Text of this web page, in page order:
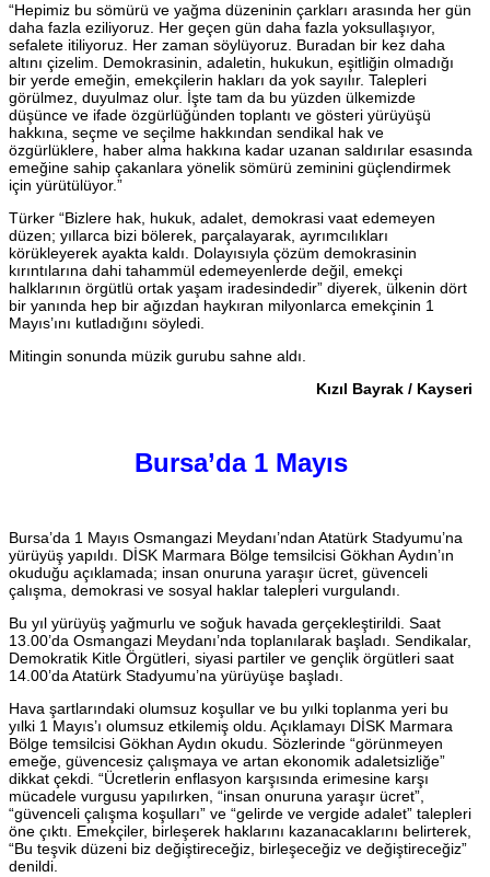
“Hepimiz bu sömürü ve yağma düzeninin çarkları arasında her gün
daha fazla eziliyoruz. Her geçen gün daha fazla yoksullaşıyor,
sefalete itiliyoruz. Her zaman söylüyoruz. Buradan bir kez daha
altını çizelim. Demokrasinin, adaletin, hukukun, eşitliğin olmadığı
bir yerde emeğin, emekçilerin hakları da yok sayılır. Talepleri
görülmez, duyulmaz olur. İşte tam da bu yüzden ülkemizde
düşünce ve ifade özgürlüğünden toplantı ve gösteri yürüyüşü
hakkına, seçme ve seçilme hakkından sendikal hak ve
özgürlüklere, haber alma hakkına kadar uzanan saldırılar esasında
emeğine sahip çakanlara yönelik sömürü zeminini güçlendirmek
için yürütülüyor.”
Türker “Bizlere hak, hukuk, adalet, demokrasi vaat edemeyen
düzen; yıllarca bizi bölerek, parçalayarak, ayrımcılıkları
körükleyerek ayakta kaldı. Dolayısıyla çözüm demokrasinin
kırıntılarına dahi tahammül edemeyenlerde değil, emekçi
halklarının örgütlü ortak yaşam iradesindedir” diyerek, ülkenin dört
bir yanında hep bir ağızdan haykıran milyonlarca emekçinin 1
Mayıs’ını kutladığını söyledi.
Mitingin sonunda müzik gurubu sahne aldı.
Kızıl Bayrak / Kayseri
Bursa’da 1 Mayıs
Bursa’da 1 Mayıs Osmangazi Meydanı’ndan Atatürk Stadyumu’na
yürüyüş yapıldı. DİSK Marmara Bölge temsilcisi Gökhan Aydın’ın
okuduğu açıklamada; insan onuruna yaraşır ücret, güvenceli
çalışma, demokrasi ve sosyal haklar talepleri vurgulandı.
Bu yıl yürüyüş yağmurlu ve soğuk havada gerçekleştirildi. Saat
13.00’da Osmangazi Meydanı’nda toplanılarak başladı. Sendikalar,
Demokratik Kitle Örgütleri, siyasi partiler ve gençlik örgütleri saat
14.00’da Atatürk Stadyumu’na yürüyüşe başladı.
Hava şartlarındaki olumsuz koşullar ve bu yılki toplanma yeri bu
yılki 1 Mayıs’ı olumsuz etkilemiş oldu. Açıklamayı DİSK Marmara
Bölge temsilcisi Gökhan Aydın okudu. Sözlerinde “görünmeyen
emeğe, güvencesiz çalışmaya ve artan ekonomik adaletsizliğe”
dikkat çekdi. “Ücretlerin enflasyon karşısında erimesine karşı
mücadele vurgusu yapılırken, “insan onuruna yaraşır ücret”,
“güvenceli çalışma koşulları” ve “gelirde ve vergide adalet” talepleri
öne çıktı. Emekçiler, birleşerek haklarını kazanacaklarını belirterek,
“Bu teşvik düzeni biz değiştireceğiz, birleşeceğiz ve değiştireceğiz”
denildi.